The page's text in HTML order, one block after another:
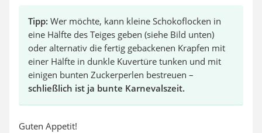
Tipp: Wer möchte, kann kleine Schokoflocken in
eine Hälfte des Teiges geben (siehe Bild unten)
oder alternativ die fertig gebackenen Krapfen mit
einer Hälfte in dunkle Kuvertüre tunken und mit
einigen bunten Zuckerperlen bestreuen –
schließlich ist ja bunte Karnevalszeit.
Guten Appetit!